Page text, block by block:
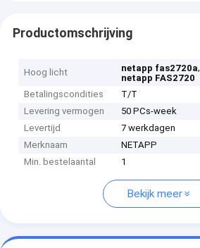
Productomschrijving
Hoog licht netapp fas2720a,
netapp FAS2720
Betalingscondities
T/T
Levering vermogen
50 PCs-week
Levertijd
7 werkdagen
Merknaam
NETAPP
Min. bestelaantal
1
Bekijk meer